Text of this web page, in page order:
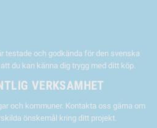
testade och godkända för den svenska
du kan känna dig trygg med ditt köp.
VERKSAMHET
och kommuner. Kontakta oss gärna om
önskemål kring ditt projekt.